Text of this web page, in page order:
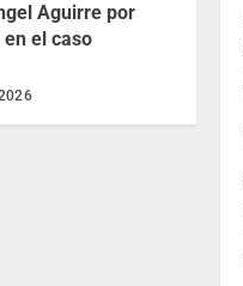
Aguirre por
el caso